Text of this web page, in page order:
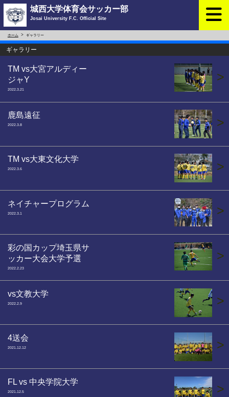
城西大学体育会サッカー部
Josai University F.C. Official Site
ホーム ギャラリー
ギャラリー
TM vs大宮アルディー
ジャY
2022.3.21
>
鹿島遠征
2022.3.8 >
TM vs大東文化大学
2022.3.6 >
ネイチャープログラム
2022.3.1 >
彩の国カップ埼玉県サ
ッカー大会大学予選
2022.2.23
>
vs文教大学
2022.2.9 >
4送会
2021.12.12 >
FL vs 中央学院大学
2021.12.5 >